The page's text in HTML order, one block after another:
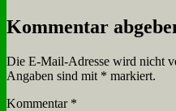
Kommentar
Die E-Mail-Adresse wird nicht
Angaben sind mit * markiert.
Kommentar *